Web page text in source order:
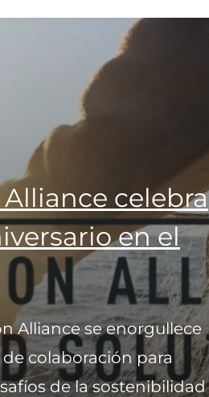
celebra
en el
Alliance se enorgullece
colaboración para
de la sostenibilidad